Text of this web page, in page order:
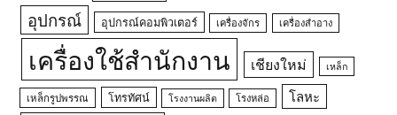
อุปกรณ์ อุปกรณ์คอมพิวเตอร์ เครื่องจักร เครื่องสำอาง
เครื่องใช้สำนักงาน เชียงใหม่ เหล็ก
เหล็กรูปพรรณ โทรทัศน์ โรงงานผลิต โรงหล่อ โลหะ